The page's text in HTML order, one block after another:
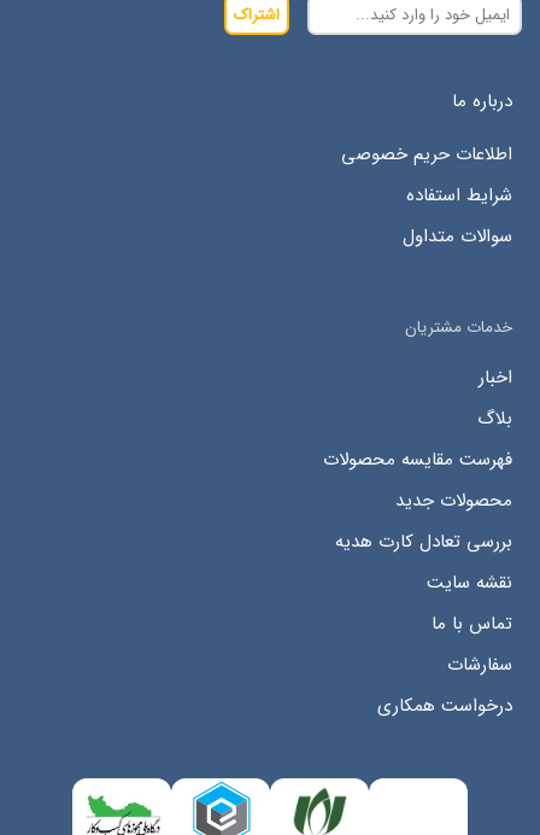
اشتراک
درباره ما
اطلاعات حریم خصوصی
شرایط استفاده
سوالات متداول
خدمات مشتریان
اخبار
بلاگ
فهرست مقایسه محصولات
محصولات جدید
بررسی تعادل کارت هدیه
نقشه سایت
تماس با ما
سفارشات
درخواست همکاری